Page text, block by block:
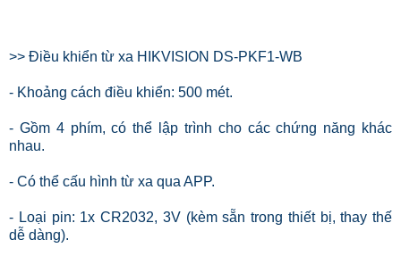
>> Điều khiển từ xa HIKVISION DS-PKF1-WB
- Khoảng cách điều khiển: 500 mét.
- Gồm 4 phím, có thể lập trình cho các chứng năng khác
nhau.
- Có thể cấu hình từ xa qua APP.
- Loại pin: 1x CR2032, 3V (kèm sẵn trong thiết bị, thay thế
dễ dàng).